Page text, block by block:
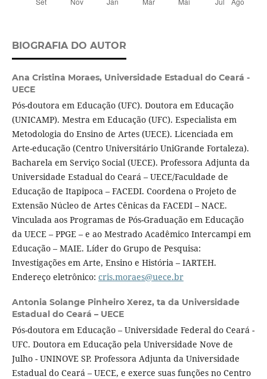
BIOGRAFIA DO AUTOR
Ana Cristina Moraes, Universidade Estadual do Ceará -
UECE
Pós-doutora em Educação (UFC). Doutora em Educação
(UNICAMP). Mestra em Educação (UFC). Especialista em
Metodologia do Ensino de Artes (UECE). Licenciada em
Arte-educação (Centro Universitário UniGrande Fortaleza).
Bacharela em Serviço Social (UECE). Professora Adjunta da
Universidade Estadual do Ceará – UECE/Faculdade de
Educação de Itapipoca – FACEDI. Coordena o Projeto de
Extensão Núcleo de Artes Cênicas da FACEDI – NACE.
Vinculada aos Programas de Pós-Graduação em Educação
da UECE – PPGE – e ao Mestrado Acadêmico Intercampi em
Educação – MAIE. Líder do Grupo de Pesquisa:
Investigações em Arte, Ensino e História – IARTEH.
Endereço eletrônico: cris.moraes@uece.br
Antonia Solange Pinheiro Xerez, ta da Universidade
Estadual do Ceará – UECE
Pós-doutora em Educação – Universidade Federal do Ceará -
UFC. Doutora em Educação pela Universidade Nove de
Julho - UNINOVE SP. Professora Adjunta da Universidade
Estadual do Ceará – UECE, e exerce suas funções no Centro